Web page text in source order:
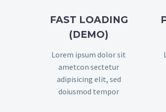
FAST LOADING
(DEMO)
Lorem ipsum dolor sit
ametcon sectetur
adipisicing elit, sed
doiusmod tempor